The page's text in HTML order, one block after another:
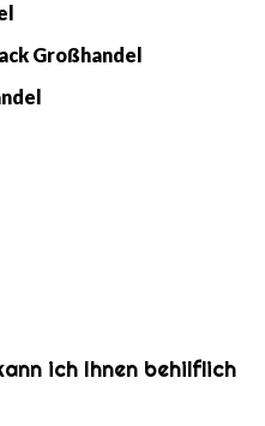
Großhandel
ich Ihnen behilflich